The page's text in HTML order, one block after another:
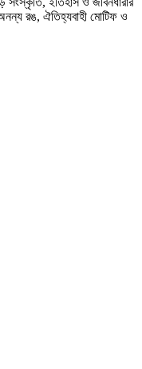
রঙ, ঐতিহ্যবাহী মোটিফ ও